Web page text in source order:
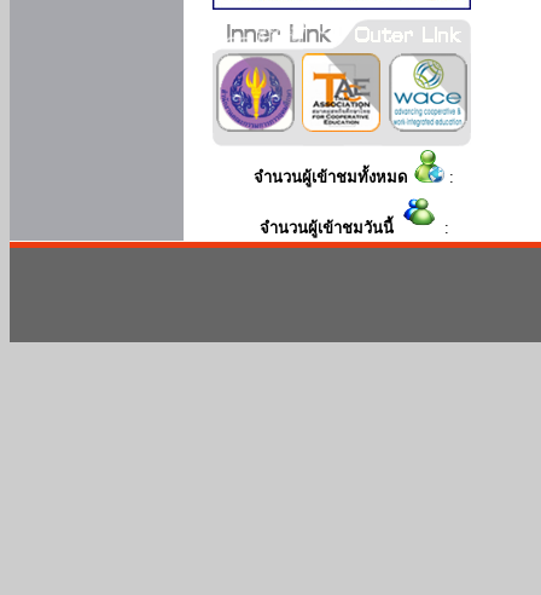
จำนวนผู้เข้าชมทั้งหมด :
จำนวนผู้เข้าชมวันนี้ :